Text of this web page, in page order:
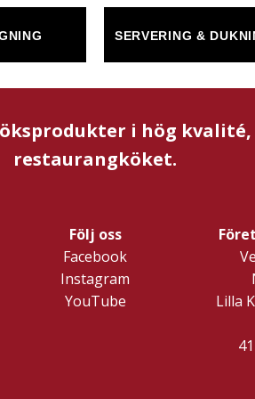
SERVERING &
i hög
restaurangköket.
Följ oss
Facebook
Instagram
YouTube
Lilla